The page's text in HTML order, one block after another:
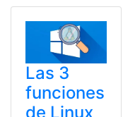
Las 3
funciones
de Linux